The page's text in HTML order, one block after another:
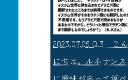
2023.07.05 Q.3 こん
にちは。ルネサンス